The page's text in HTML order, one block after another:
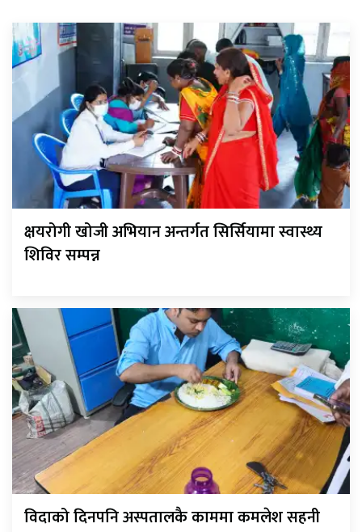
क्षयरोगी खोजी अभियान अन्तर्गत सिर्सियामा स्वास्थ्य
शिविर सम्पन्न
विदाको दिनपनि अस्पतालकै काममा कमलेश सहनी